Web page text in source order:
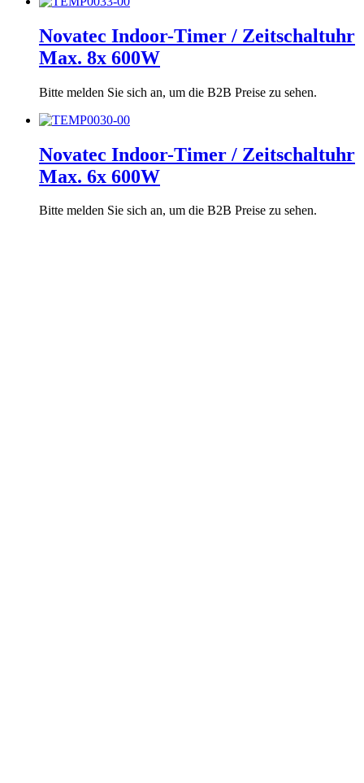
Novatec Indoor-Timer / Zeitschaltuhr
Max. 8x 600W
Bitte melden Sie sich an, um die B2B Preise zu sehen.
Novatec Indoor-Timer / Zeitschaltuhr
Max. 6x 600W
Bitte melden Sie sich an, um die B2B Preise zu sehen.